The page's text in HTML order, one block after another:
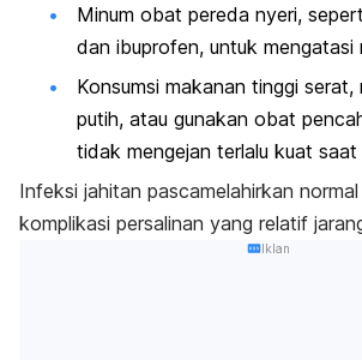
Minum obat pereda nyeri,
dan ibuprofen, untuk mengatasi
Konsumsi makanan tinggi serat,
putih, atau gunakan obat
tidak mengejan terlalu kuat saat
Infeksi jahitan pascamelahirkan
komplikasi persalinan yang relatif
Iklan